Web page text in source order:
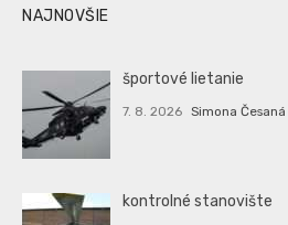
NAJNOVŠIE
športové lietanie
7. 8. 2026 Simona Česaná
kontrolné stanovište